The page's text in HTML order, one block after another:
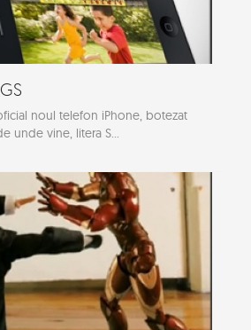
noul telefon iPhone, botezat
unde vine, litera S...